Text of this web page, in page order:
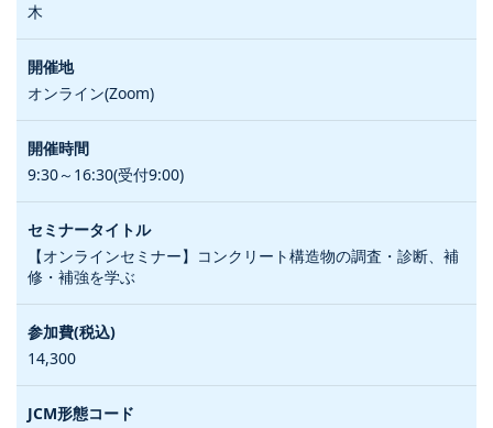
木
オンライン(Zoom)
9:30～16:30(受付9:00)
【オンラインセミナー】コンクリート構造物の調査・診断、補
修・補強を学ぶ
14,300